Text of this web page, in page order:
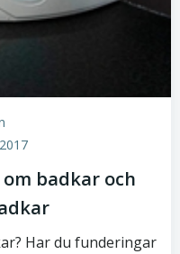
badkar och
Har du funderingar